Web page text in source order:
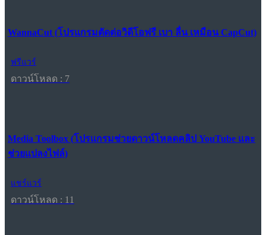
WannaCut (โปรแกรมตัดต่อวิดีโอฟรี เบา ลื่น เหมือน CapCut)
ฟรีแวร์
ดาวน์โหลด : 7
Media Toolbox (โปรแกรมช่วยดาวน์โหลดคลิป YouTube และ
ช่วยแปลงไฟล์)
แชร์แวร์
ดาวน์โหลด : 11